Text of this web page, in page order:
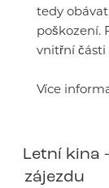
tedy
poškození.
vnitřní
Více
Letní kina
zájezdu